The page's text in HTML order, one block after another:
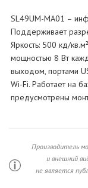
SL49UM-MA01 –
Поддерживает
Яркость: 500 кд/
мощностью 8 Вт
выходом, портами
Wi-Fi. Работает на
предусмотрены
Производитель
и внешний
не является